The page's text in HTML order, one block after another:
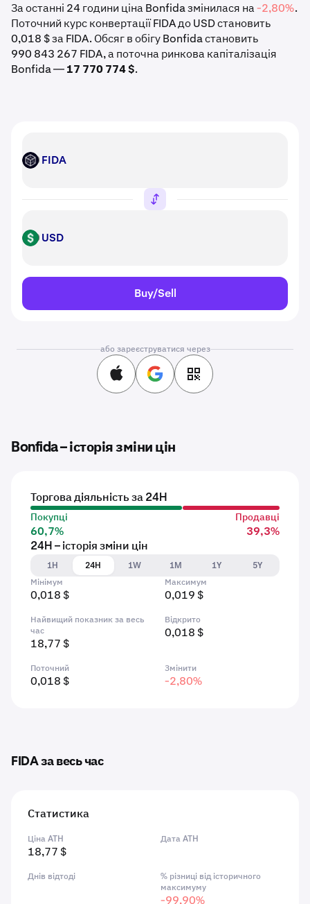
За останні 24 години ціна Bonfida змінилася на-2,80%.
Поточний курс конвертації FIDA до USD становить
0,018 $ за FIDA. Обсяг в обігу Bonfida становить
990 843 267 FIDA, а поточна ринкова капіталізація
Bonfida —17 770 774 $.
FIDA FIDA
USD USD
Buy/Sell
або зареєструватися через
Bonfida – історія зміни цін
Торгова діяльність за 24H
Покупці
60,7%
Продавці
39,3%
24H – історія зміни цін
1H
24H 1W 1M 1Y
5Y
Мінімум
0,018 $
Максимум
0,019 $
Найвищий показник за весь
час
18,77 $
Відкрито
0,018 $
Поточний
0,018 $
Змінити
-2,80%
FIDA за весь час
Статистика
Ціна ATH
18,77 $
Дата ATH
Днів відтоді
% різниці від історичного
максимуму
-99,90%